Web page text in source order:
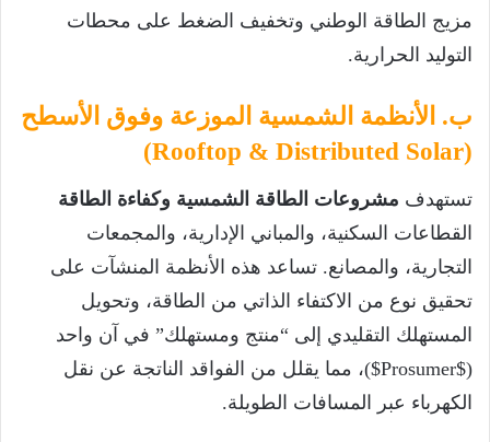
مزيج الطاقة الوطني وتخفيف الضغط على محطات
التوليد الحرارية.
ب. الأنظمة الشمسية الموزعة وفوق الأسطح
(Rooftop & Distributed Solar)
تستهدف مشروعات الطاقة الشمسية وكفاءة الطاقة
القطاعات السكنية، والمباني الإدارية، والمجمعات
التجارية، والمصانع. تساعد هذه الأنظمة المنشآت على
تحقيق نوع من الاكتفاء الذاتي من الطاقة، وتحويل
المستهلك التقليدي إلى “منتج ومستهلك” في آن واحد
(
$Prosumer$
)، مما يقلل من الفواقد الناتجة عن نقل
الكهرباء عبر المسافات الطويلة.